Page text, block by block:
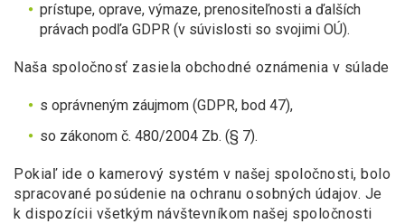
prístupe, oprave, výmaze, prenositeľnosti a ďalších
právach podľa GDPR (v súvislosti so svojimi OÚ).
Naša spoločnosť zasiela obchodné oznámenia v súlade
s oprávneným záujmom (GDPR, bod 47),
so zákonom č. 480/2004 Zb. (§ 7).
Pokiaľ ide o kamerový systém v našej spoločnosti, bolo
spracované posúdenie na ochranu osobných údajov. Je
k dispozícii všetkým návštevníkom našej spoločnosti